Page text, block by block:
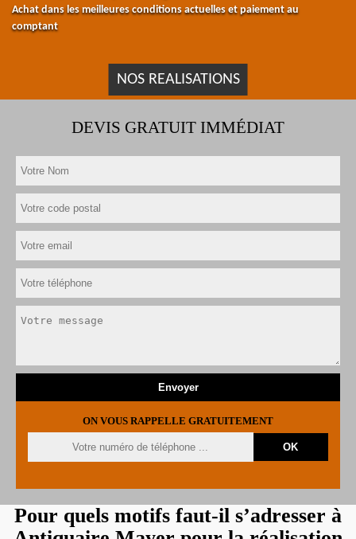
Achat dans les meilleures conditions actuelles et paiement au
comptant
NOS REALISATIONS
DEVIS GRATUIT IMMÉDIAT
ON VOUS RAPPELLE GRATUITEMENT
Pour quels motifs faut-il s’adresser à